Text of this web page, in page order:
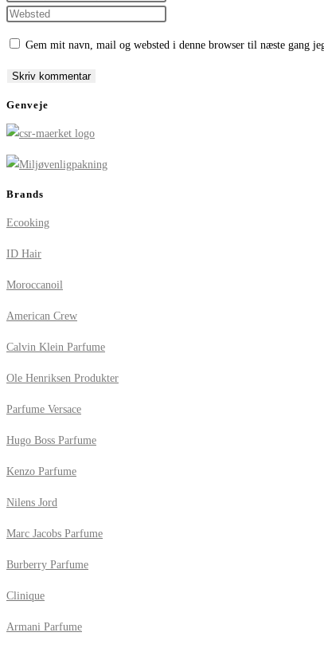
name
to
your
to
Enter
URL
Gem mit navn, mail og websted i denne browser til næste gang
Genveje
Brands
Ecooking
ID Hair
Moroccanoil
American Crew
Calvin Klein Parfume
Ole Henriksen Produkter
Parfume Versace
Hugo Boss Parfume
Kenzo Parfume
Nilens Jord
Marc Jacobs Parfume
Burberry Parfume
Clinique
Armani Parfume